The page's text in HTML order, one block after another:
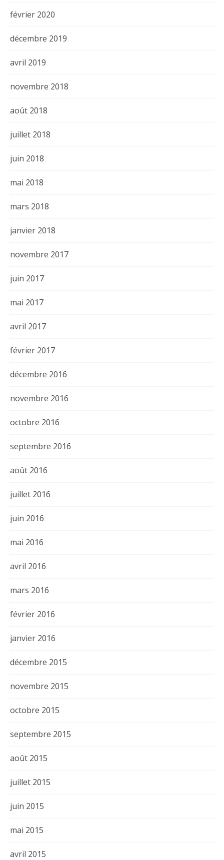
février 2020
décembre 2019
avril 2019
novembre 2018
août 2018
juillet 2018
juin 2018
mai 2018
mars 2018
janvier 2018
novembre 2017
juin 2017
mai 2017
avril 2017
février 2017
décembre 2016
novembre 2016
octobre 2016
septembre 2016
août 2016
juillet 2016
juin 2016
mai 2016
avril 2016
mars 2016
février 2016
janvier 2016
décembre 2015
novembre 2015
octobre 2015
septembre 2015
août 2015
juillet 2015
juin 2015
mai 2015
avril 2015